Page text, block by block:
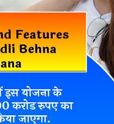
Features
Behna
योजना के
करोड रुपए का
जाएगा.